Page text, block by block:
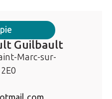
Guilbault
Marc-sur-